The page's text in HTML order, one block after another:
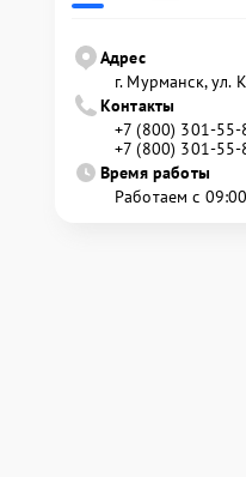
Адрес
г. Мурманск, ул.
Контакты
+7 (800) 301-55-
+7 (800) 301-55-
Время работы
Работаем с